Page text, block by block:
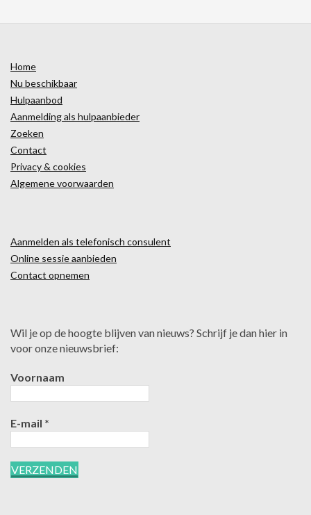
Home
Nu beschikbaar
Hulpaanbod
Aanmelding als hulpaanbieder
Zoeken
Contact
Privacy & cookies
Algemene voorwaarden
Aanmelden als telefonisch consulent
Online sessie aanbieden
Contact opnemen
Wil je op de hoogte blijven van nieuws? Schrijf je dan hier in
voor onze nieuwsbrief:
Voornaam
E-mail *